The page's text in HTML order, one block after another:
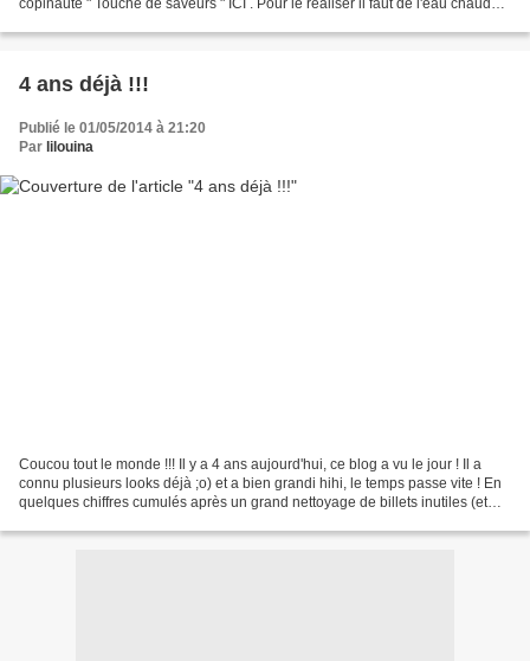
copinaute " Touche de saveurs " ICI . Pour le réaliser il faut de l'eau chaude
4 ans déjà !!!
Publié le 01/05/2014 à 21:20
Par lilouina
Coucou tout le monde !!! Il y a 4 ans aujourd'hui, ce blog a vu le jour ! Il a
connu plusieurs looks déjà ;o) et a bien grandi hihi, le temps passe vite ! En
quelques chiffres cumulés après un grand nettoyage de billets inutiles (et